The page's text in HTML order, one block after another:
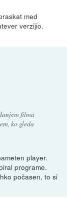
med
verzijio.
filma
ko gleda
player.
programe.
počasen, to si